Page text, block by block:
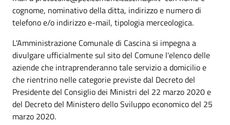
cognome, nominativo della ditta, indirizzo e numero di
telefono e/o indirizzo e-mail, tipologia merceologica.
L'Amministrazione Comunale di Cascina si impegna a
divulgare ufficialmente sul sito del Comune l'elenco delle
aziende che intraprenderanno tale servizio a domicilio e
che rientrino nelle categorie previste dal Decreto del
Presidente del Consiglio dei Ministri del 22 marzo 2020 e
del Decreto del Ministero dello Sviluppo economico del 25
marzo 2020.